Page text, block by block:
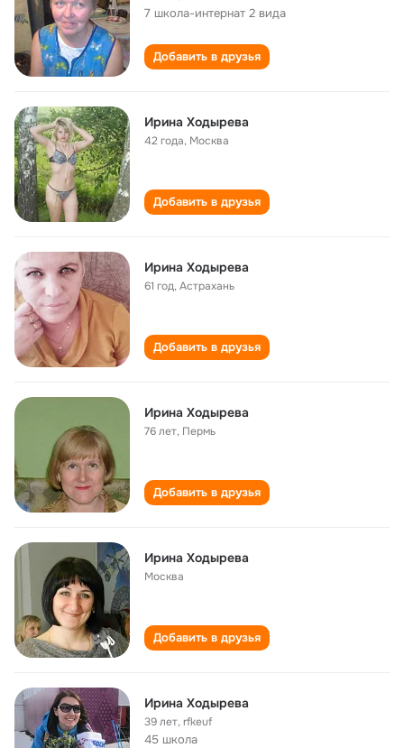
7 школа-интернат 2 вида
Добавить в друзья
Ирина Ходырева
42 года, Москва
Добавить в друзья
Ирина Ходырева
61 год,Астрахань
Добавить в друзья
Ирина Ходырева
76 лет, Пермь
Добавить в друзья
Ирина Ходырева
Москва
Добавить в друзья
Ирина Ходырева
39 лет,rfkeuf
45 школа